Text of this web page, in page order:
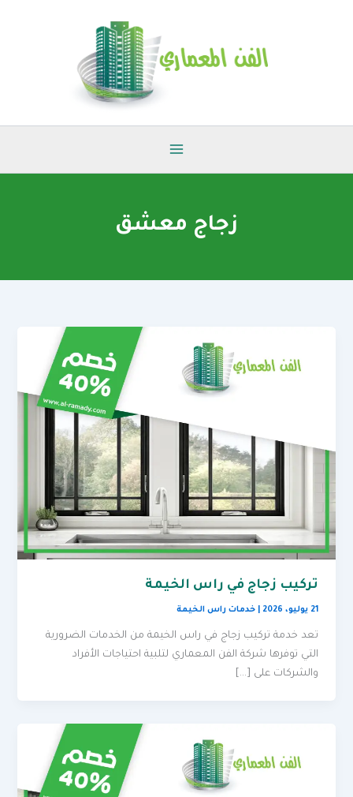
زجاج معشق
تركيب زجاج في راس الخيمة
21 يوليو، 2026 |خدمات راس الخيمة
تعد خدمة تركيب زجاج في راس الخيمة من الخدمات الضرورية
التي توفرها شركة الفن المعماري لتلبية احتياجات الأفراد
والشركات على […]